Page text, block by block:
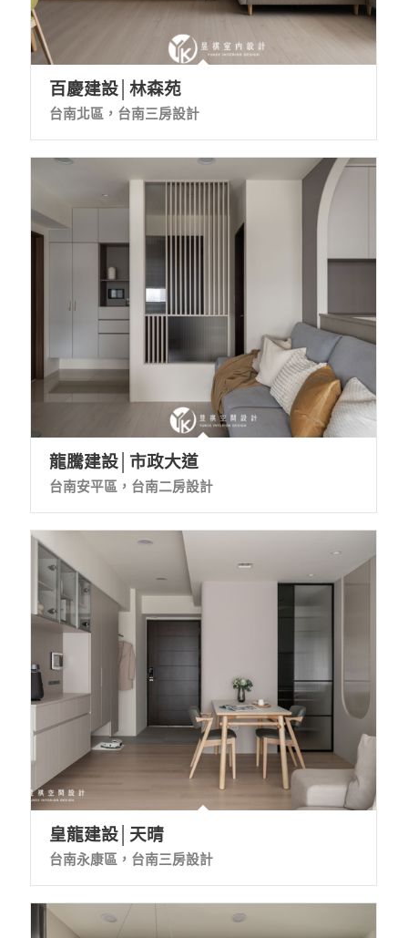
百慶建設│林森苑
台南北區，台南三房設計
龍騰建設│市政大道
台南安平區，台南二房設計
皇龍建設│天晴
台南永康區，台南三房設計